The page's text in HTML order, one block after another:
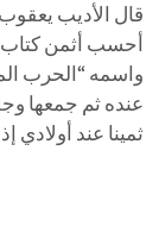
قال الأديب
أحسب أثمن كتاب
واسمه “الحرب
عنده ثم جمعها
ثمينا عند أولادي